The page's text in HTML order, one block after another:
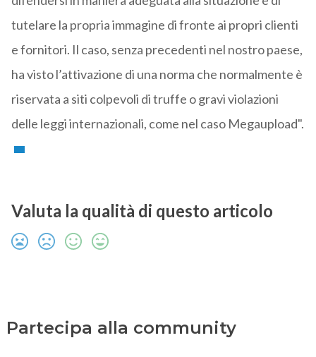
tutelare la propria immagine di fronte ai propri clienti
e fornitori. Il caso, senza precedenti nel nostro paese,
ha visto l’attivazione di una norma che normalmente è
riservata a siti colpevoli di truffe o gravi violazioni
delle leggi internazionali, come nel caso Megaupload".
Valuta la qualità di questo articolo
Partecipa alla community